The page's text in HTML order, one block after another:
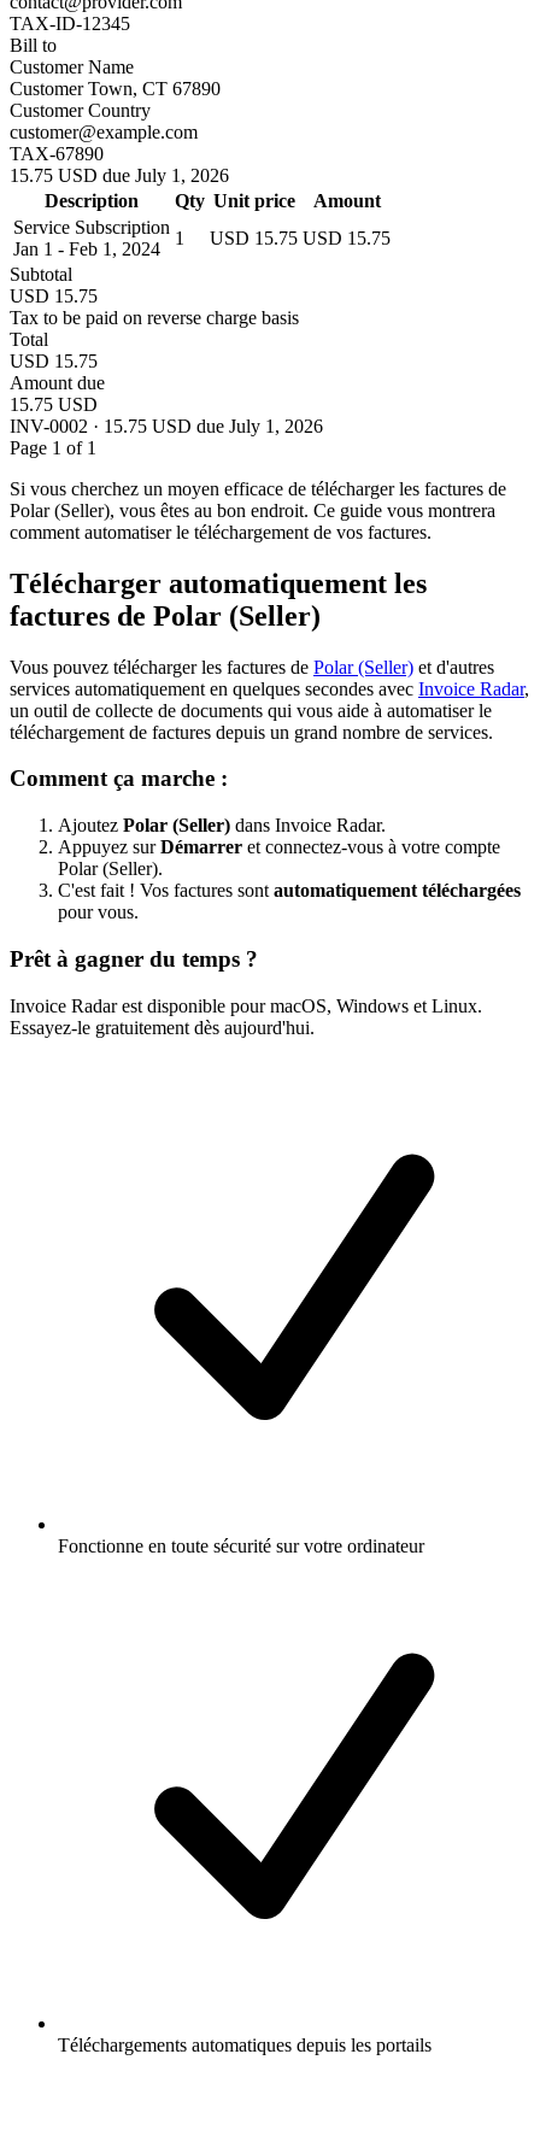
TAX-ID-12345
Bill to
Customer Name
Customer Town, CT 67890
Customer Country
customer@example.com
TAX-67890
15.75 USD due July 1, 2026
Description
Qty Unit price
Amount
Service Subscription
Jan 1 - Feb 1, 2024
1 USD 15.75 USD 15.75
Subtotal
USD 15.75
Tax to be paid on reverse charge basis
Total
USD 15.75
Amount due
15.75 USD
INV-0002 · 15.75 USD due July 1, 2026
Page 1 of 1
Si vous cherchez un moyen efficace de télécharger les factures de
Polar (Seller), vous êtes au bon endroit. Ce guide vous montrera
comment automatiser le téléchargement de vos factures.
Télécharger automatiquement les
factures de Polar (Seller)
Vous pouvez télécharger les factures de Polar (Seller) et d'autres
services automatiquement en quelques secondes avec Invoice Radar,
un outil de collecte de documents qui vous aide à automatiser le
téléchargement de factures depuis un grand nombre de services.
Comment ça marche :
Ajoutez Polar (Seller) dans Invoice Radar.
Appuyez surDémarrer et connectez-vous à votre compte
Polar (Seller).
C'est fait ! Vos factures sont automatiquement téléchargées
pour vous.
Prêt à gagner du temps ?
Invoice Radar est disponible pour macOS, Windows et Linux.
Essayez-le gratuitement dès aujourd'hui.
Fonctionne en toute sécurité sur votre ordinateur
Téléchargements automatiques depuis les portails